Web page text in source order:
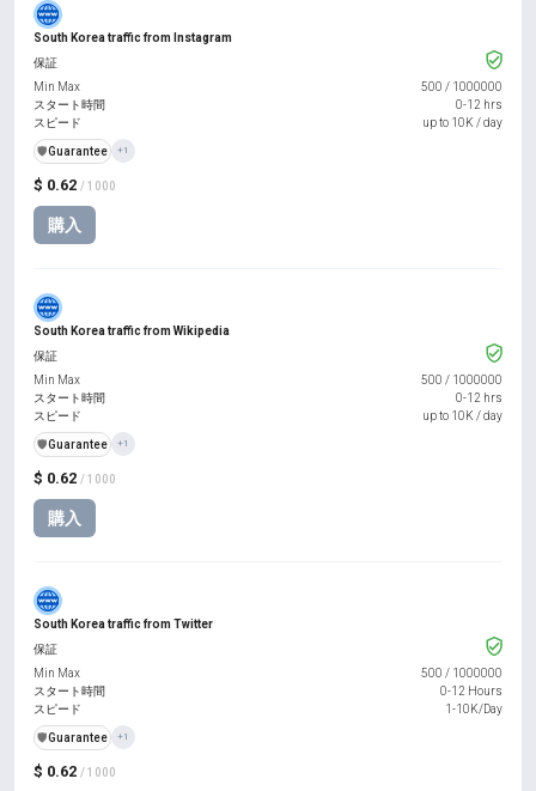
South Korea traffic from Instagram
$ 0.62 / 1000
購入
保証
Min Max
500 / 1000000
スタート時間
0-12 hrs
スピード
up to 10K / day
️🛡️Guarantee +1
South Korea traffic from Wikipedia
$ 0.62 / 1000
購入
保証
Min Max
500 / 1000000
スタート時間
0-12 hrs
スピード
up to 10K / day
️🛡️Guarantee +1
South Korea traffic from Twitter
$ 0.62 / 1000
保証
Min Max
500 / 1000000
スタート時間
0-12 Hours
スピード
1-10K/Day
️🛡️Guarantee +1